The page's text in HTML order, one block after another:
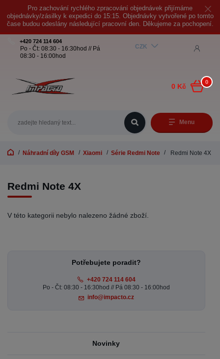
Pro zachování rychlého zpracování objednávek přijímáme
objednávky/zásilky k expedici do 15:15. Objednávky vytvořené po tomto
čase budou odeslány následující pracovní den. Děkujeme za pochopení.
Menu
CZK
+420 724 114 604
Po - Čt: 08:30 - 16:30hod // Pá
08:30 - 16:00hod
0
0 Kč
Náhradní díly GSM Xiaomi Série Redmi Note Redmi Note 4X
Redmi Note 4X
V této kategorii nebylo nalezeno žádné zboží.
Potřebujete poradit?
+420 724 114 604
Po - Čt: 08:30 - 16:30hod // Pá 08:30 - 16:00hod
info@impacto.cz
Novinky